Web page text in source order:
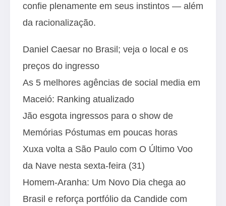
confie plenamente em seus instintos — além
da racionalização.
Daniel Caesar no Brasil; veja o local e os
preços do ingresso
As 5 melhores agências de social media em
Maceió: Ranking atualizado
Jão esgota ingressos para o show de
Memórias Póstumas em poucas horas
Xuxa volta a São Paulo com O Último Voo
da Nave nesta sexta-feira (31)
Homem-Aranha: Um Novo Dia chega ao
Brasil e reforça portfólio da Candide com